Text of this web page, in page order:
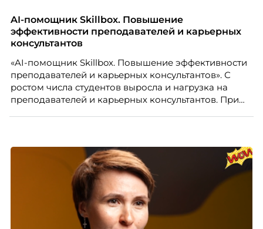
Чеснокова, HR-директор Right line.
AI-помощник Skillbox. Повышение
эффективности преподавателей и карьерных
консультантов
«AI-помощник Skillbox. Повышение эффективности
преподавателей и карьерных консультантов». С
ростом числа студентов выросла и нагрузка на
преподавателей и карьерных консультантов. При
процессы, сохранить качество поддержки и
масштабироваться без роста команды. Так и
появился AI-помощник, встроенный в платформу